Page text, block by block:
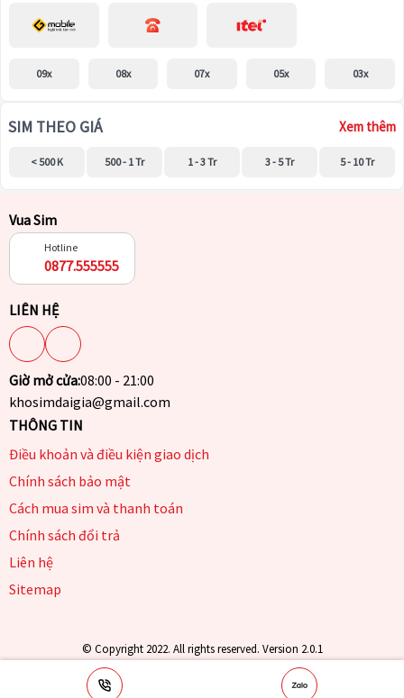
09x 08x 07x 05x 03x
SIM THEO GIÁ Xem thêm
< 500 K 500 - 1 Tr 1 - 3 Tr 3 - 5 Tr 5 - 10 Tr
Vua Sim
Hotline
0877.555555
LIÊN HỆ
Giờ mở cửa:08:00 - 21:00
khosimdaigia@gmail.com
THÔNG TIN
Điều khoản và điều kiện giao dịch
Chính sách bảo mật
Cách mua sim và thanh toán
Chính sách đổi trả
Liên hệ
Sitemap
© Copyright 2022. All rights reserved. Version 2.0.1